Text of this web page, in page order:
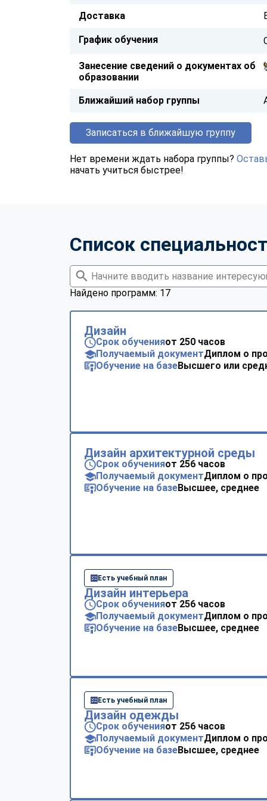
Доставка
График обучения
Занесение сведений о документах об
образовании
Ближайший набор группы
Записаться в ближайшую группу
Нет времени ждать набора группы?
начать учиться быстрее!
Список
Найдено программ: 17
Дизайн
Срок обученияот 250 часов
Получаемый документДиплом о
Обучение на базеВысшего или
Дизайн архитектурной среды
Срок обученияот 256 часов
Получаемый документДиплом о
Обучение на базеВысшее, среднее
Есть учебный план
Дизайн интерьера
Срок обученияот 256 часов
Получаемый документДиплом о
Обучение на базеВысшее, среднее
Есть учебный план
Дизайн одежды
Срок обученияот 256 часов
Получаемый документДиплом о
Обучение на базеВысшее, среднее